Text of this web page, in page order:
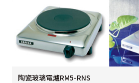
陶瓷玻璃電爐RM5-RNS